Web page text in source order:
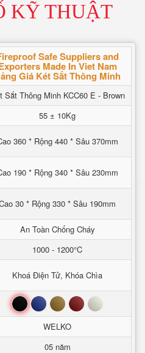
KỸ THUẬT
Safe Suppliers and
Made In Viet Nam
Giá Két Sắt Thông Minh
Sắt Thông Minh KCC60 E - Brown
55 ± 10Kg
360 * Rộng 440 * Sâu 370mm
190 * Rộng 340 * Sâu 230mm
30 * Rộng 330 * Sâu 190mm
An Toàn Chống Cháy
1000 - 1200°C
Khoá Điện Tử, Khóa Chìa
Đen Xanh Nâu Đỏ Trắng
WELKO
05 năm